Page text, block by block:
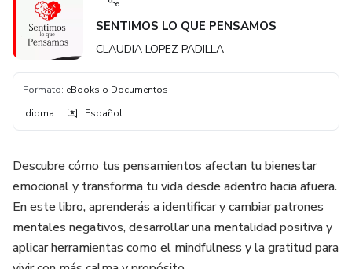
SENTIMOS LO QUE PENSAMOS
CLAUDIA LOPEZ PADILLA
Formato: eBooks o Documentos
Idioma: Español
Descubre cómo tus pensamientos afectan tu bienestar
emocional y transforma tu vida desde adentro hacia afuera.
En este libro, aprenderás a identificar y cambiar patrones
mentales negativos, desarrollar una mentalidad positiva y
aplicar herramientas como el mindfulness y la gratitud para